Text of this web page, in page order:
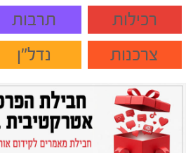
רכילות
תרבות
צרכנות
נדל"ן